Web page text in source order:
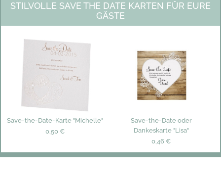
STILVOLLE SAVE THE DATE KARTEN FÜR EURE
GÄSTE
Save-the-Date-Karte "Michelle"
0,50 €
Save-the-Date oder
Dankeskarte "Lisa"
0,46 €